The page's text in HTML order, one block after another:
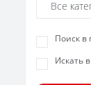
Поиск в
Искать